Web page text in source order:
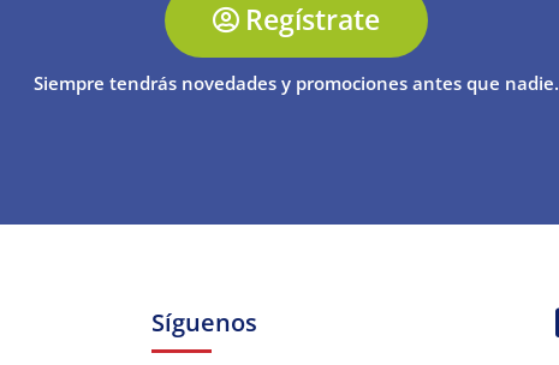
Regístrate
Siempre tendrás novedades y promociones antes que nadie.
Síguenos